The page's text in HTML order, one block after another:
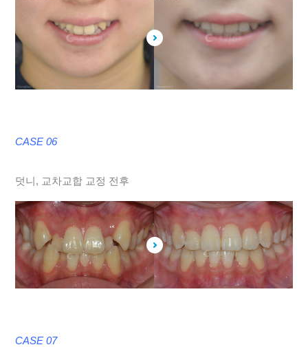
CASE 06
덧니, 교차교합 교정 전후
CASE 07